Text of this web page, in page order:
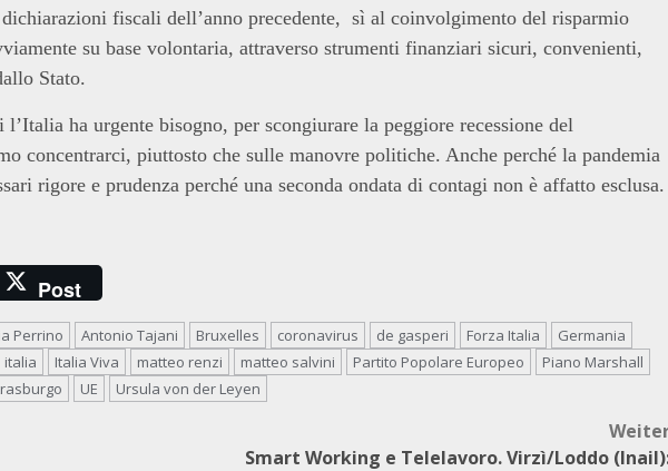
fiscali dell’anno precedente, sì al coinvolgimento del risparmio
su base volontaria, attraverso strumenti finanziari sicuri, convenienti,
Stato.
l’Italia ha urgente bisogno, per scongiurare la peggiore recessione del
concentrarci, piuttosto che sulle manovre politiche. Anche perché la pandemia
rigore e prudenza perché una seconda ondata di contagi non è affatto esclusa.
Post
Perrino Antonio Tajani Bruxelles coronavirus de gasperi Forza Italia
Germania
italia Italia Viva matteo renzi matteo salvini Partito Popolare Europeo
Piano Marshall
UE Ursula von der Leyen
Smart Working e Telelavoro. Virzì/Loddo